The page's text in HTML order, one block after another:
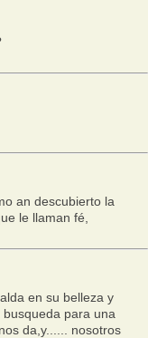
an descubierto la
le llaman fé,
en su belleza y
para una
da,y...... nosotros